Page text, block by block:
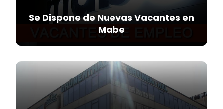
Se Dispone de Nuevas Vacantes en
Mabe